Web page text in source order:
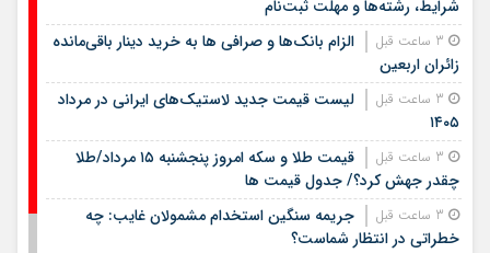
شرایط، رشته‌ها و مهلت ثبت‌نام
الزام بانک‌ها و صرافی ها به خرید دینار باقی‌مانده
زائران اربعین
لیست قیمت جدید لاستیک‌های ایرانی در مرداد
۱۴۰۵
قیمت طلا و سکه امروز پنجشنبه ۱۵ مرداد/طلا
چقدر جهش کرد؟/ جدول قیمت ها
جریمه سنگین استخدام مشمولان غایب: چه
خطراتی در انتظار شماست؟